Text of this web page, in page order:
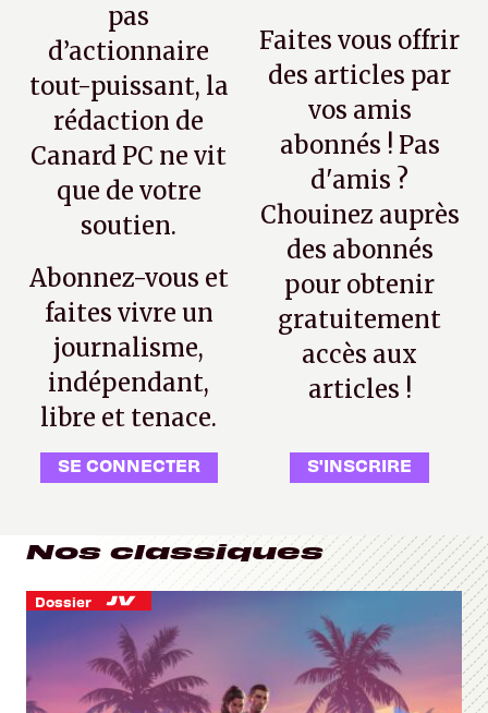
pas
d’actionnaire
tout-puissant, la
rédaction de
Canard PC ne vit
que de votre
soutien.
Abonnez-vous et
faites vivre un
journalisme,
indépendant,
libre et tenace.
SE CONNECTER
Faites vous offrir
des articles par
vos amis
abonnés ! Pas
d'amis ?
Chouinez auprès
des abonnés
pour obtenir
gratuitement
accès aux
articles !
S'INSCRIRE
Nos classiques
Dossier